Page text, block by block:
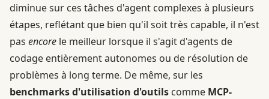
diminue sur ces tâches d'agent complexes à plusieurs
étapes, reflétant que bien qu'il soit très capable, il n'est
pas encore le meilleur lorsque il s'agit d'agents de
codage entièrement autonomes ou de résolution de
problèmes à long terme. De même, sur les
benchmarks d'utilisation d'outils comme MCP-